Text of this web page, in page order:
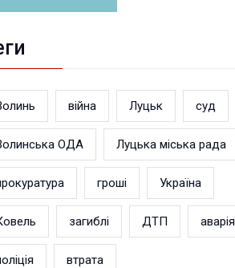
війна Луцьк суд
ОДА Луцька міська рада
гроші Україна
загиблі ДТП аварія
втрата